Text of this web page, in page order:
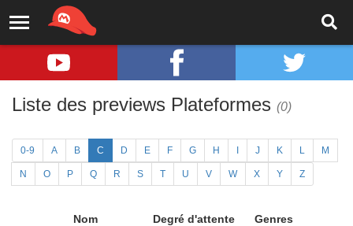
Liste des previews Plateformes (0)
0-9 A B C D E F G H J K L M
N O P Q R S T U V W X Y Z
Nom Degré d'attente Genres